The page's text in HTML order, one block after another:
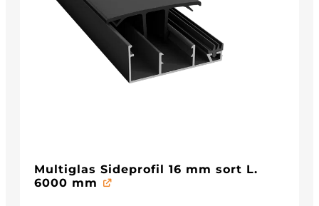
Multiglas Sideprofil 16 mm sort L.
6000 mm